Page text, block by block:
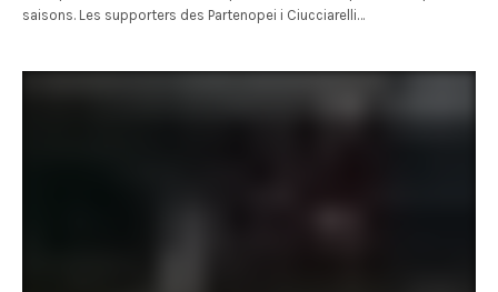
saisons. Les supporters des Partenopei i Ciucciarelli…